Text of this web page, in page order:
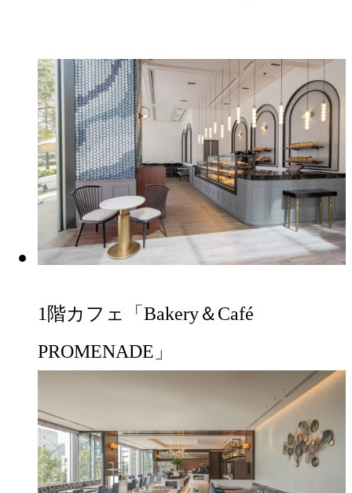
1階カフェ「Bakery＆Café
PROMENADE」